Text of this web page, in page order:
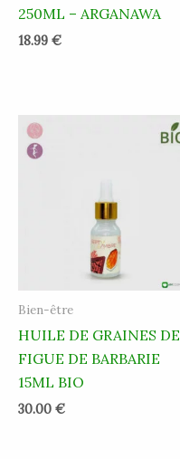
250ML – ARGANAWA
18.99 €
Bien-être
HUILE DE GRAINES DE
FIGUE DE BARBARIE
15ML BIO
30.00 €